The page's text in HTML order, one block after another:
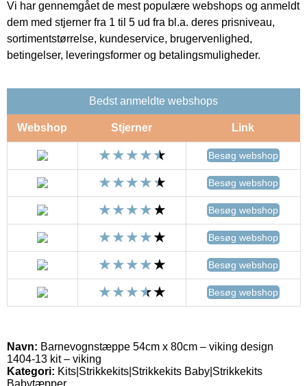
Vi har gennemgået de mest populære webshops og anmeldt
dem med stjerner fra 1 til 5 ud fra bl.a. deres prisniveau,
sortimentstørrelse, kundeservice, brugervenlighed,
betingelser, leveringsformer og betalingsmuligheder.
Bedst anmeldte webshops
Webshop Stjerner Link
Besøg webshop
Besøg webshop
Besøg webshop
Besøg webshop
Besøg webshop
Besøg webshop
Navn: Barnevognstæppe 54cm x 80cm – viking design
1404-13 kit – viking
Kategori: Kits|Strikkekits|Strikkekits Baby|Strikkekits
Babytæpper